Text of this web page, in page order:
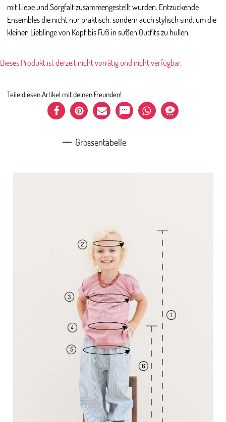
mit Liebe und Sorgfalt zusammengestellt wurden. Entzückende
Ensembles die nicht nur praktisch, sondern auch stylisch sind, um die
kleinen Lieblinge von Kopf bis Fuß in süßen Outfits zu hüllen.
Dieses Produkt ist derzeit nicht vorrätig und nicht verfügbar.
Teile diesen Artikel mit deinen Freunden!
Grössentabelle